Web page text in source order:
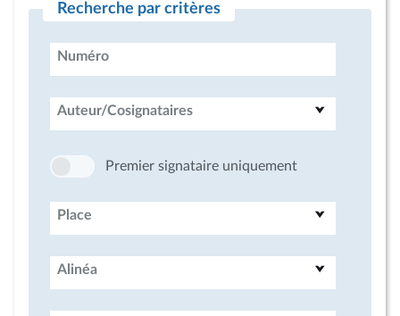
Recherche par critères
Numéro
Auteur/Cosignataires
Premier signataire uniquement
Place
Alinéa